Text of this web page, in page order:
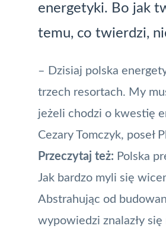
energetyki. Bo jak
temu, co twierdzi,
– Dzisiaj polska
trzech resortach. My
jeżeli chodzi o kwestię
Cezary Tomczyk,
Przeczytaj też: Polska
Jak bardzo myli się
Abstrahując od
wypowiedzi znalazły